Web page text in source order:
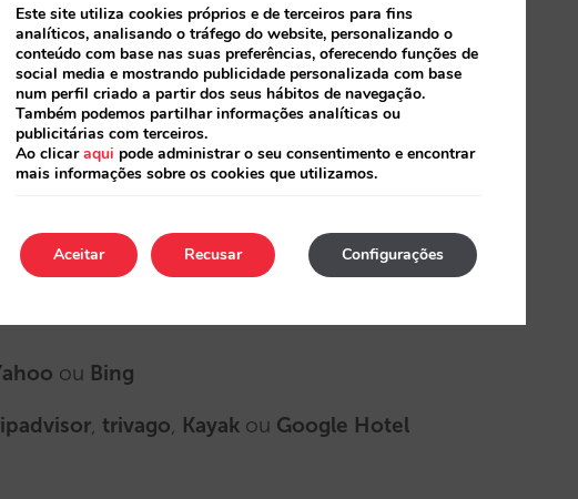
e conhecer os nomes e apelidos dos que lhe
dos seus quartos. Dispor desta
de como derivar mais tráfego para a sua
que têm muitos clientes mas que, em
sua web.
são:
ou Bing
, trivago, Kayak ou Google Hotel
Este site utiliza cookies próprios e de terceiros para fins
analíticos, analisando o tráfego do website, personalizando o
conteúdo com base nas suas preferências, oferecendo funções de
social media e mostrando publicidade personalizada com base
num perfil criado a partir dos seus hábitos de navegação.
Também podemos partilhar informações analíticas ou
publicitárias com terceiros.
Ao clicaraqui pode administrar o seu consentimento e encontrar
mais informações sobre os cookies que utilizamos.
Aceitar Configurações
Recusar